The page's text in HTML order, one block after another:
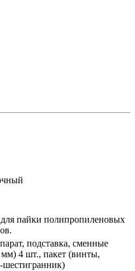
пайки полипропиленовых
подставка, сменные
мм) 4 шт., пакет (винты,
шестигранник)